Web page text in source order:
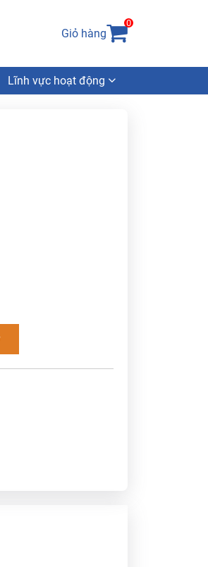
Giỏ hàng
0
Lĩnh vực hoạt động